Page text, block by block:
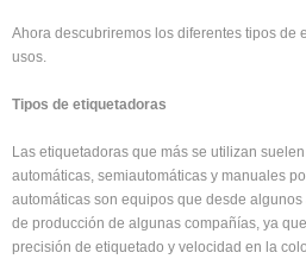
Ahora descubriremos los diferentes tipos de
usos.
Tipos de etiquetadoras
Las etiquetadoras que más se utilizan
automáticas, semiautomáticas y manuales
automáticas son equipos que desde
de producción de algunas compañías, ya
precisión de etiquetado y velocidad en la